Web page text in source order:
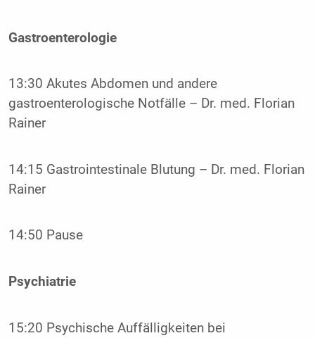
Gastroenterologie
13:30 Akutes Abdomen und andere
gastroenterologische Notfälle – Dr. med. Florian
Rainer
14:15 Gastrointestinale Blutung – Dr. med. Florian
Rainer
14:50 Pause
Psychiatrie
15:20 Psychische Auffälligkeiten bei